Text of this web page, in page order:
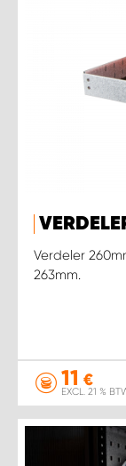
Verdeler
263mm.
11 €
EXCL. 21 %